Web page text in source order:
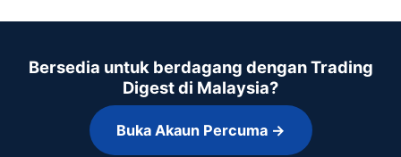
Bersedia untuk berdagang dengan Trading
Digest di Malaysia?
Buka Akaun Percuma →